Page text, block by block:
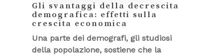
Gli svantaggi della decrescita
demografica: effetti sulla
crescita economica
Una parte dei demografi, gli studiosi
della popolazione, sostiene che la